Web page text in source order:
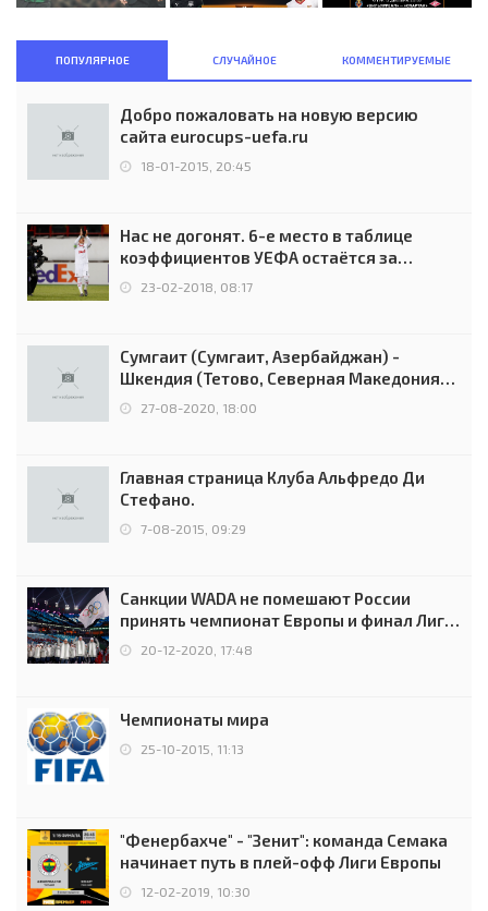
ПОПУЛЯРНОЕ СЛУЧАЙНОЕ КОММЕНТИРУЕМЫЕ
Добро пожаловать на новую версию
сайта eurocups-uefa.ru
18-01-2015, 20:45
Нас не догонят. 6-е место в таблице
коэффициентов УЕФА остаётся за
Россией
23-02-2018, 08:17
Сумгаит (Сумгаит, Азербайджан) -
Шкендия (Тетово, Северная Македония) -
0:2 (0:0)
27-08-2020, 18:00
Главная страница Клуба Альфредо Ди
Стефано.
7-08-2015, 09:29
Санкции WADA не помешают России
принять чемпионат Европы и финал Лиги
чемпионов.
20-12-2020, 17:48
Чемпионаты мира
25-10-2015, 11:13
"Фенербахче" - "Зенит": команда Семака
начинает путь в плей-офф Лиги Европы
12-02-2019, 10:30